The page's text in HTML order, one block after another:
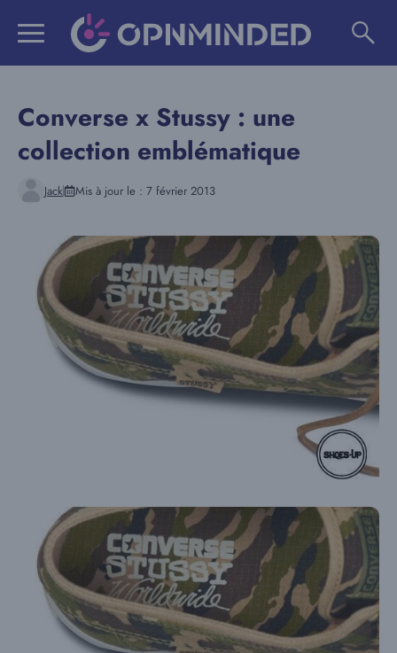
Converse x Stussy : une
collection emblématique
Jack Mis à jour le : 7 février 2013